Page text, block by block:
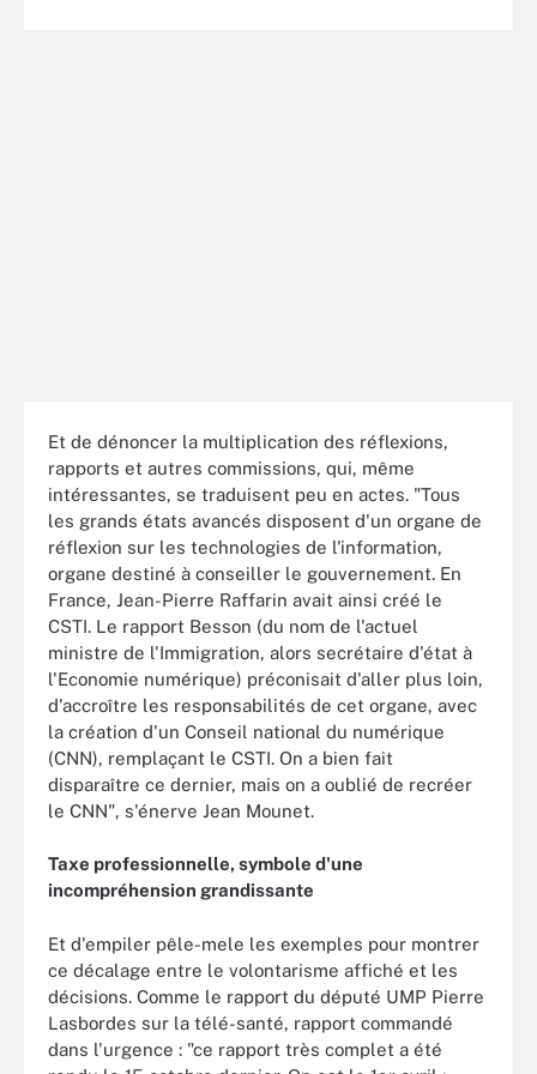
Et de dénoncer la multiplication des réflexions,
rapports et autres commissions, qui, même
intéressantes, se traduisent peu en actes. "Tous
les grands états avancés disposent d'un organe de
réflexion sur les technologies de l'information,
organe destiné à conseiller le gouvernement. En
France, Jean-Pierre Raffarin avait ainsi créé le
CSTI. Le rapport Besson (du nom de l'actuel
ministre de l'Immigration, alors secrétaire d'état à
l'Economie numérique) préconisait d'aller plus loin,
d'accroître les responsabilités de cet organe, avec
la création d'un Conseil national du numérique
(CNN), remplaçant le CSTI. On a bien fait
disparaître ce dernier, mais on a oublié de recréer
le CNN", s'énerve Jean Mounet.
Taxe professionnelle, symbole d'une
incompréhension grandissante
Et d'empiler pêle-mele les exemples pour montrer
ce décalage entre le volontarisme affiché et les
décisions. Comme le rapport du député UMP Pierre
Lasbordes sur la télé-santé, rapport commandé
dans l'urgence : "ce rapport très complet a été